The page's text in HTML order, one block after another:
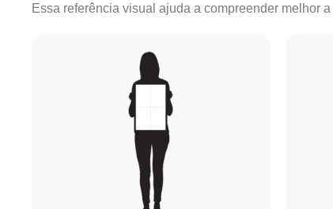
Essa referência visual ajuda a compreender melhor a